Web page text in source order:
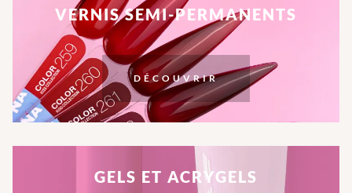
VERNIS SEMI-PERMANENTS
DÉCOUVRIR
GELS ET ACRYGELS